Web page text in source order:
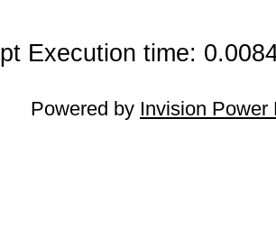
Execution time:
Powered by Invision Power